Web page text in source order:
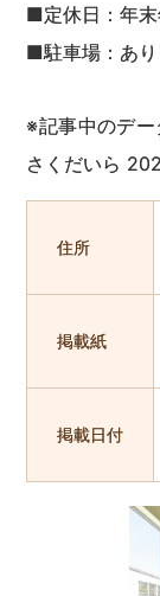
■定休日：年
■駐車場：あり
※記事中のデ
さくだいら
住所
掲載紙
掲載日付